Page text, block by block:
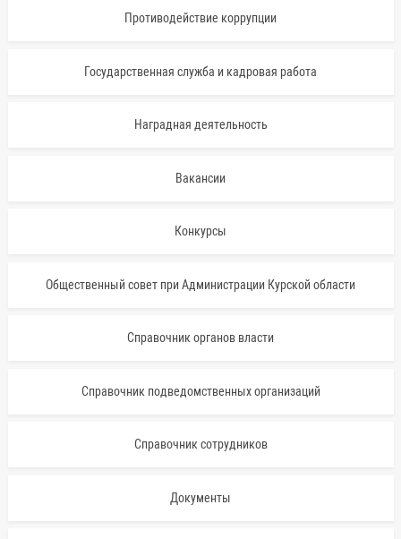
Противодействие коррупции
Государственная служба и кадровая работа
Наградная деятельность
Вакансии
Конкурсы
Общественный совет при Администрации Курской области
Справочник органов власти
Справочник подведомственных организаций
Справочник сотрудников
Документы